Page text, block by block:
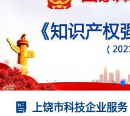
上饶市科技企业服务